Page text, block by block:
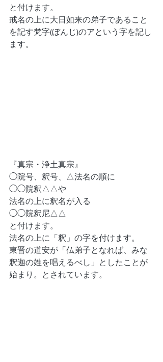
と付けます。
戒名の上に大日如来の弟子であること
を記す梵字(ぼんじ)のアという字を記し
ます。
『真宗・浄土真宗』
◯院号、釈号、△法名の順に
◯◯院釈△△や
法名の上に釈名が入る
◯◯院釈尼△△
と付けます。
法名の上に「釈」の字を付けます。
東晋の道安が「仏弟子となれば、みな
釈迦の姓を唱えるべし」としたことが
始まり。とされています。